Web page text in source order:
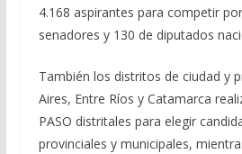
4.168 aspirantes para competir
senadores y 130 de diputados
También los distritos de ciudad y
Aires, Entre Ríos y Catamarca
PASO distritales para elegir
provinciales y municipales,